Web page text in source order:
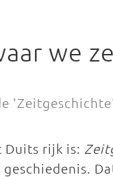
we
'Zeitgeschichte'
Duits rijk is: